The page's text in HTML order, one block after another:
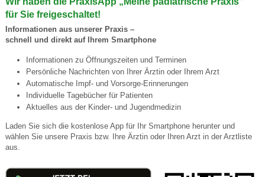
für Sie freigeschaltet!
Informationen aus unserer Praxis –
schnell und direkt auf Ihrem Smartphone
Informationen zu Öffnungszeiten und Terminen
Persönliche Nachrichten von Ihrer Ärztin oder Ihrem Arzt
Automatische Impf- und Vorsorge-Erinnerungen
Individuelle Tagebücher für Patienten
Aktuelles aus der Kinder- und Jugendmedizin
Laden Sie sich die kostenlose App für Ihr Smartphone herunter und
wählen Sie unsere Praxis bzw. Ihre Ärztin oder Ihren Arzt in der Arztliste
aus.